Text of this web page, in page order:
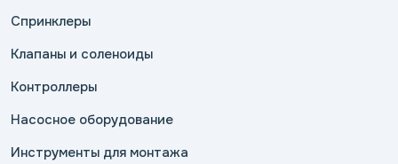
Спринклеры
Клапаны и соленоиды
Контроллеры
Насосное оборудование
Инструменты для монтажа